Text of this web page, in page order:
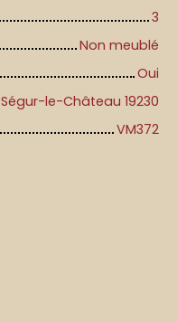
3
Non meublé
Oui
Ségur-le-Château 19230
VM372